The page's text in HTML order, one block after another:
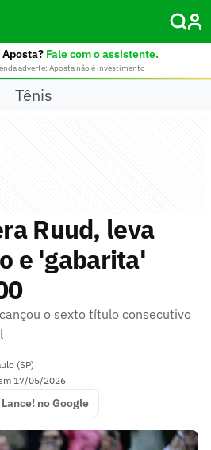
Fale com o assistente.
adverte: Aposta não é investimento
Tênis
Ruud, leva
e 'gabarita'
o sexto título consecutivo
(SP)
17/05/2026
no Google